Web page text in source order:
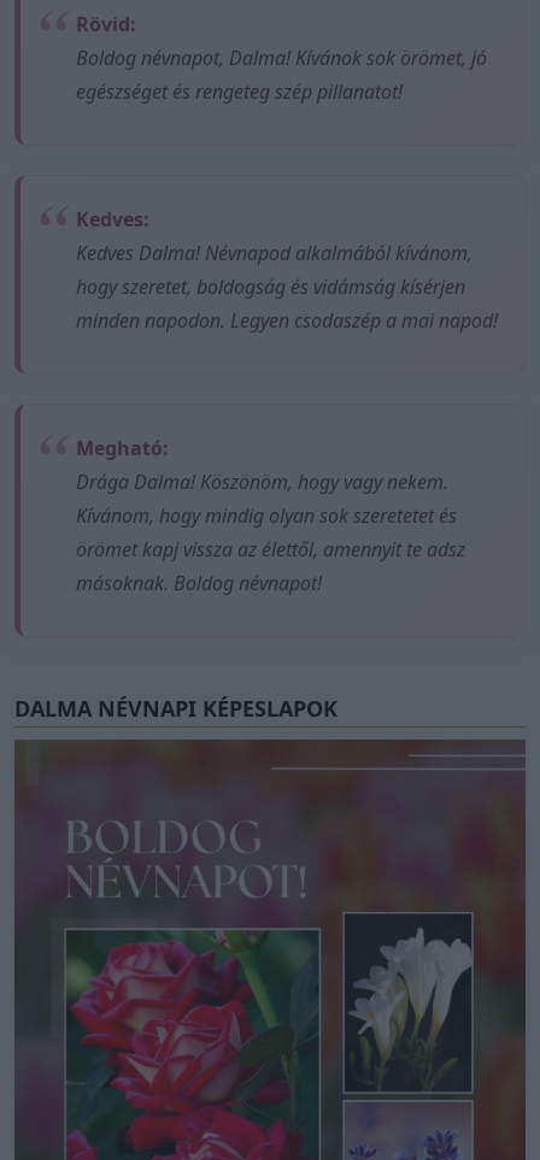
Rövid:
Boldog névnapot, Dalma! Kívánok sok örömet, jó
egészséget és rengeteg szép pillanatot!
Kedves:
Kedves Dalma! Névnapod alkalmából kívánom,
hogy szeretet, boldogság és vidámság kísérjen
minden napodon. Legyen csodaszép a mai napod!
Megható:
Drága Dalma! Köszönöm, hogy vagy nekem.
Kívánom, hogy mindig olyan sok szeretetet és
örömet kapj vissza az élettől, amennyit te adsz
másoknak. Boldog névnapot!
DALMA NÉVNAPI KÉPESLAPOK